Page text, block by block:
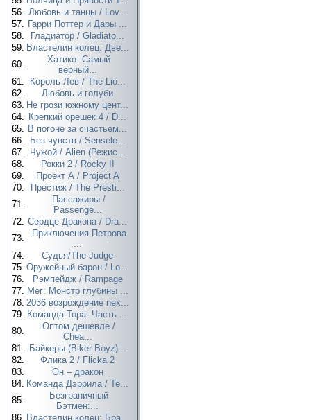
56. Любовь и танцы / Lov...
57. Гарри Поттер и Дары ...
58.
Гладиатор / Gladiato...
59. Властелин колец: Две...
60.
Хатико: Самый
верный...
61.
Король Лев / The Lio...
62.
Любовь и голуби
63. Не грози южному цент...
64. Крепкий орешек 4 / D...
65. В погоне за счастьем...
66.
Без чувств / Sensele...
67.
Чужой / Alien (Режис...
68.
Рокки 2 / Rocky II
69.
Проект А / Project A
70.
Престиж / The Presti...
71.
Пассажиры /
Passenge...
72. Сердце Дракона / Dra...
73.
Приключения Петрова
...
74.
Судья/The Judge
75. Оружейный барон / Lo...
76.
Рэмпейдж / Rampage
77. Мег: Монстр глубины ...
78. 2036 возрождение nex...
79. Команда Тора. Часть ...
80.
Оптом дешевле /
Chea...
81.
Байкеры (Biker Boyz)...
82.
Флика 2 / Flicka 2
83.
Он – дракон
84. Команда Дэррила / Te...
85.
Безграничный
Бэтмен:...
86. Властелин колец: Бра...